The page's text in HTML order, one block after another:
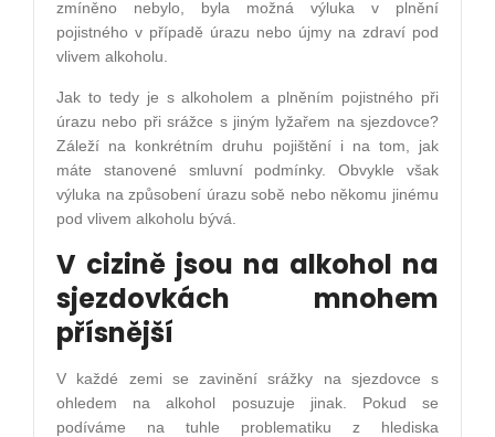
zmíněno nebylo, byla možná výluka v plnění
pojistného v případě úrazu nebo újmy na zdraví pod
vlivem alkoholu.
Jak to tedy je s alkoholem a plněním pojistného při
úrazu nebo při srážce s jiným lyžařem na sjezdovce?
Záleží na konkrétním druhu pojištění i na tom, jak
máte stanovené smluvní podmínky. Obvykle však
výluka na způsobení úrazu sobě nebo někomu jinému
pod vlivem alkoholu bývá.
V cizině jsou na alkohol na
sjezdovkách mnohem
přísnější
V každé zemi se zavinění srážky na sjezdovce s
ohledem na alkohol posuzuje jinak. Pokud se
podíváme na tuhle problematiku z hlediska